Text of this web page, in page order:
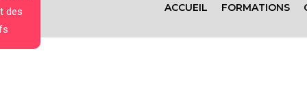
ACCUEIL FORMATIONS
des